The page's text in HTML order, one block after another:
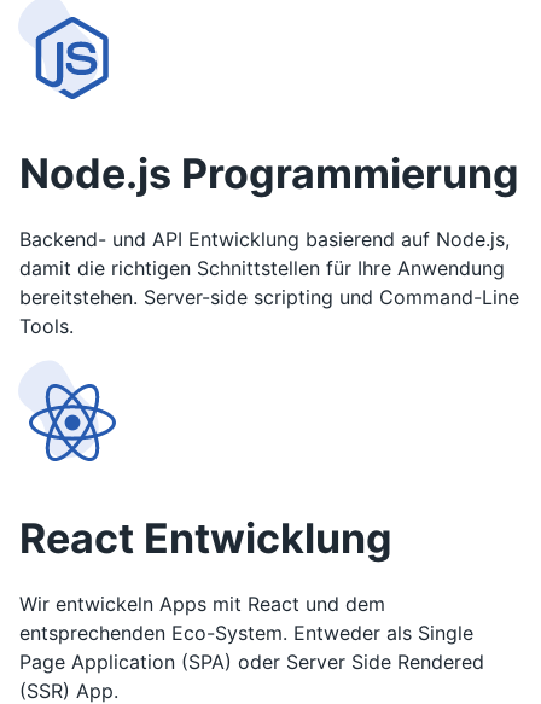
Node.js Programmierung
Backend- und API Entwicklung basierend auf Node.js,
damit die richtigen Schnittstellen für Ihre Anwendung
bereitstehen. Server-side scripting und Command-Line
Tools.
React Entwicklung
Wir entwickeln Apps mit React und dem
entsprechenden Eco-System. Entweder als Single
Page Application (SPA) oder Server Side Rendered
(SSR) App.